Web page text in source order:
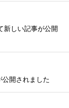
新しい記事が公開
公開されました